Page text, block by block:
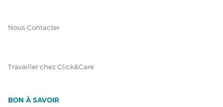
Nous Contacter
Travailler chez Click&Care
BON À SAVOIR